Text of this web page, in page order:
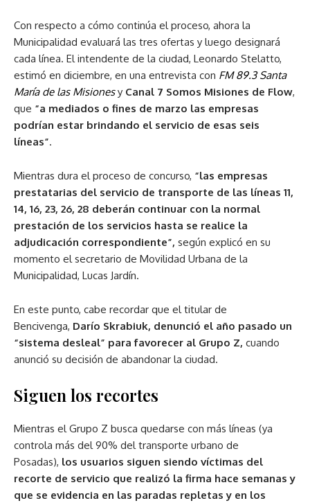
Con respecto a cómo continúa el proceso, ahora la
Municipalidad evaluará las tres ofertas y luego designará
cada línea. El intendente de la ciudad, Leonardo Stelatto,
estimó en diciembre, en una entrevista con FM 89.3 Santa
María de las Misionesy Canal 7 Somos Misiones de Flow,
que “a mediados o fines de marzo las empresas
podrían estar brindando el servicio de esas seis
líneas”.
Mientras dura el proceso de concurso, “las empresas
prestatarias del servicio de transporte de las líneas 11,
14, 16, 23, 26, 28 deberán continuar con la normal
prestación de los servicios hasta se realice la
adjudicación correspondiente”, según explicó en su
momento el secretario de Movilidad Urbana de la
Municipalidad, Lucas Jardín.
En este punto, cabe recordar que el titular de
Bencivenga, Darío Skrabiuk, denunció el año pasado un
“sistema desleal” para favorecer al Grupo Z, cuando
anunció su decisión de abandonar la ciudad.
Siguen los recortes
Mientras el Grupo Z busca quedarse con más líneas (ya
controla más del 90% del transporte urbano de
Posadas), los usuarios siguen siendo víctimas del
recorte de servicio que realizó la firma hace semanas y
que se evidencia en las paradas repletas y en los